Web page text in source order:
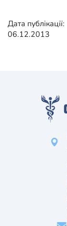
Дата публікації:
06.12.2013